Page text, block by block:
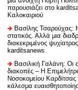
παρουσιάζει στο
Καλοκαιριού
Βασίλης Τσαρούχας:
στατικός. Αλλά μια
διακεκριμένος
karditsanews
Βασιλική Γαλάνη: Οι
διακοπές – Η
Νοσοκομείου
κάλεσμα